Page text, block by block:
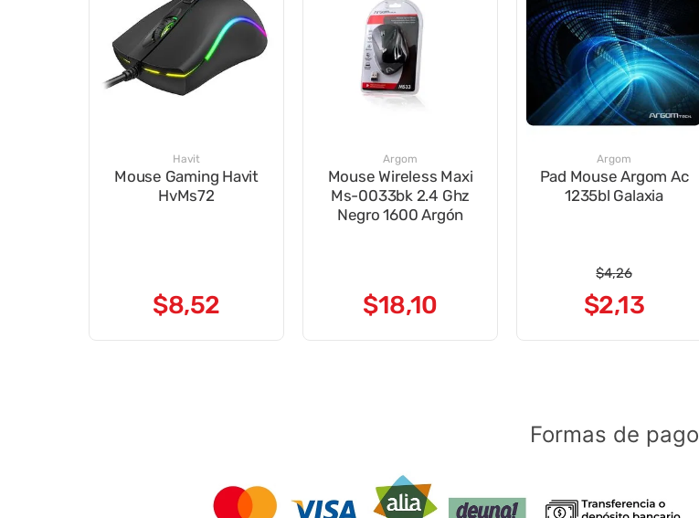
Havit
Mouse Gaming Havit
HvMs72
$8,52
Argom
Mouse Wireless Maxi
Ms-0033bk 2.4 Ghz
Negro 1600 Argón
$18,10
Argom
Pad Mouse Argom Ac
1235bl Galaxia
$4,26
$2,13
Formas de pago